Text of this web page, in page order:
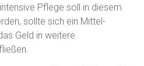
Pflege soll in diesem
sollte sich ein Mittel-
Geld in weitere